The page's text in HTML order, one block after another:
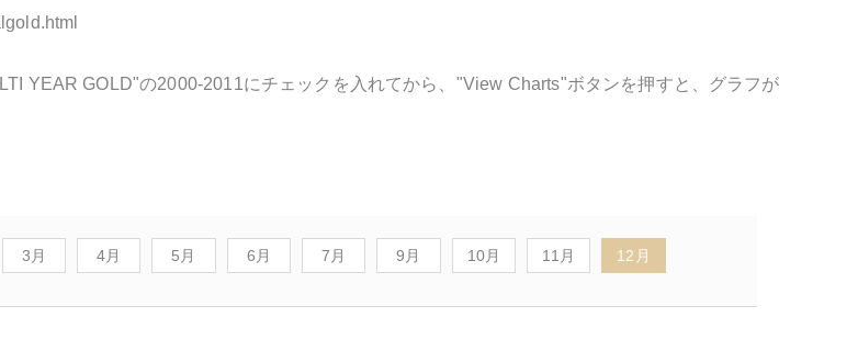
YEAR GOLD"の2000-2011にチェックを入れてから、"View Charts"ボタンを押すと、グラフが
3月 4月 5月 6月 7月 9月 10月 11月 12月